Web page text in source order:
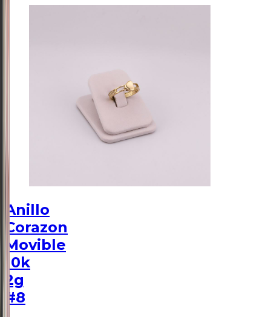
Anillo
Corazon
Movible
10k
2g
#8